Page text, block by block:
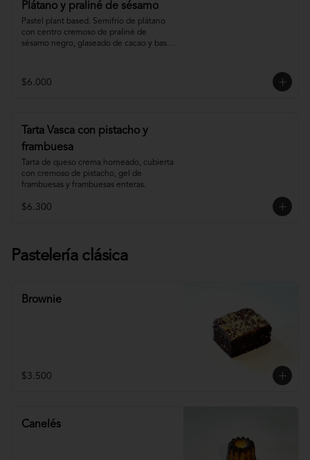
Plátano y praliné de sésamo
Pastel plant based. Semifrío de plátano
con centro cremoso de praliné de
sésamo negro, glaseado de cacao y base
$6.000
Tarta Vasca con pistacho y
frambuesa
Tarta de queso crema horneado, cubierta
con cremoso de pistacho, gel de
frambuesas y frambuesas enteras.
$6.300
Pastelería clásica
Brownie
$3.500
Canelés